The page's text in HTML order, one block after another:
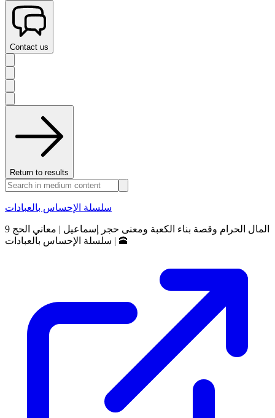
Contact us
Return to results
سلسلة الإحساس بالعبادات
المال الحرام وقصة بناء الكعبة ومعنى حجر إسماعيل | معاني الحج 9
🕋 | سلسلة الإحساس بالعبادات